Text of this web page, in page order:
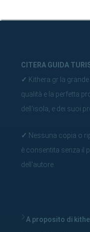
CITERA GUIDA
✓ Kithera.gr la
qualità e la perfetta
dell'isola, e dei suoi
✓ Nessuna copia o
è consentita senza il
dell'autore.
A proposito di